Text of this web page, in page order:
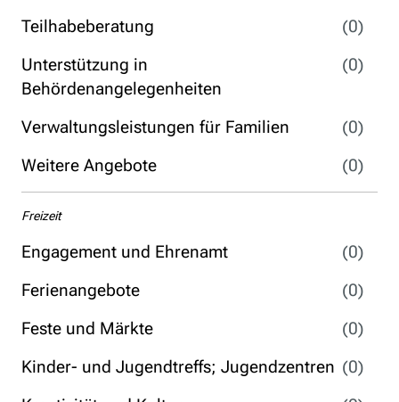
Teilhabeberatung
(0)
Unterstützung in
Behördenangelegenheiten
(0)
Verwaltungsleistungen für Familien
(0)
Weitere Angebote
(0)
Freizeit
Engagement und Ehrenamt
(0)
Ferienangebote
(0)
Feste und Märkte
(0)
Kinder- und Jugendtreffs; Jugendzentren (0)